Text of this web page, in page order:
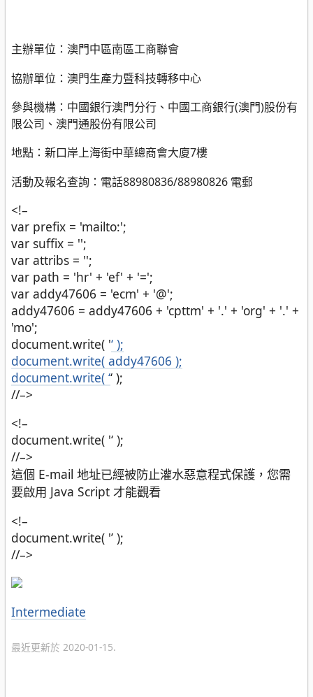
主辦單位：澳門中區南區工商聯會
協辦單位：澳門生產力暨科技轉移中心
參與機構：中國銀行澳門分行、中國工商銀行(澳門)股份有
限公司、澳門通股份有限公司
地點：新口岸上海街中華總商會大廈7樓
活動及報名查詢：電話88980836/88980826 電郵
<!–
var prefix = 'mailto:';
var suffix = '';
var attribs = '';
var path = 'hr' + 'ef' + '=';
var addy47606 = 'ecm' + '@';
addy47606 = addy47606 + 'cpttm' + '.' + 'org' + '.' +
'mo';
document.write( '‘ );
document.write( addy47606 );
document.write( ‘‘ );
//–>
<!–
document.write( '‘ );
//–>
這個 E-mail 地址已經被防止灌水惡意程式保護，您需
要啟用 Java Script 才能觀看
<!–
document.write( '’ );
//–>
分
Intermediate
最近更新於 2020-01-15.